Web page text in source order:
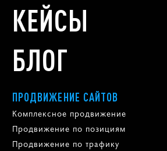
КЕЙСЫ
БЛОГ
ПРОДВИЖЕНИЕ САЙТОВ
Комплексное продвижение
Продвижение по позициям
Продвижение по трафику